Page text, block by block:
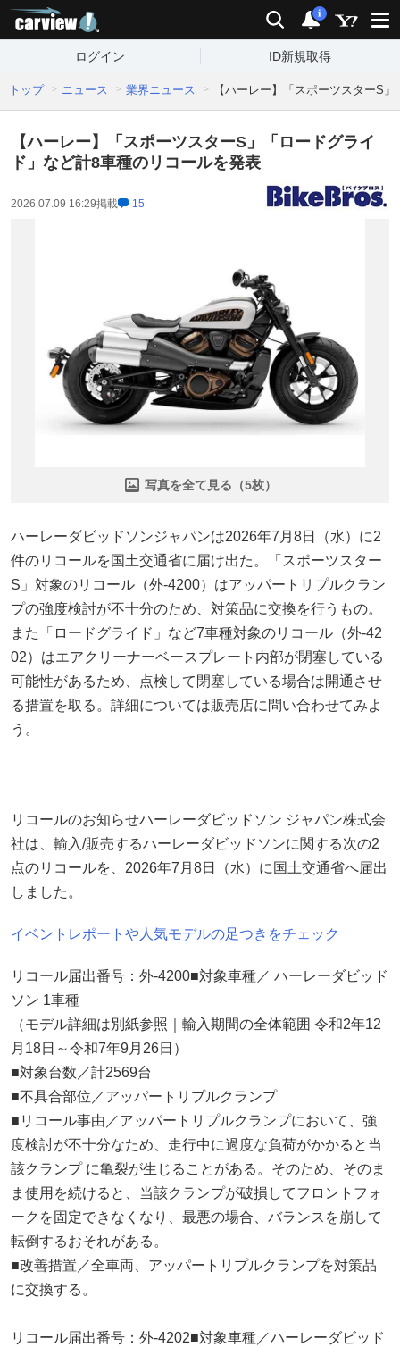
検索 通知
i
ログイン ID新規取得
トップ ニュース 業界ニュース 【ハーレー】「スポーツスターS
【ハーレー】「スポーツスターS」「ロードグライ
ド」など計8車種のリコールを発表
2026.07.09 16:29掲載 15
写真を全て見る（5枚）
ハーレーダビッドソンジャパンは2026年7月8日（水）に2
件のリコールを国土交通省に届け出た。「スポーツスター
S」対象のリコール（外-4200）はアッパートリプルクラン
プの強度検討が不十分のため、対策品に交換を行うもの。
また「ロードグライド」など7車種対象のリコール（外-42
02）はエアクリーナーベースプレート内部が閉塞している
可能性があるため、点検して閉塞している場合は開通させ
る措置を取る。詳細については販売店に問い合わせてみよ
う。
リコールのお知らせハーレーダビッドソン ジャパン株式会
社は、輸入/販売するハーレーダビッドソンに関する次の2
点のリコールを、2026年7月8日（水）に国土交通省へ届出
しました。
イベントレポートや人気モデルの足つきをチェック
リコール届出番号：外-4200■対象車種／ ハーレーダビッド
ソン 1車種
（モデル詳細は別紙参照｜輸入期間の全体範囲 令和2年12
月18日～令和7年9月26日）
■対象台数／計2569台
■不具合部位／アッパートリプルクランプ
■リコール事由／アッパートリプルクランプにおいて、強
度検討が不十分なため、走行中に過度な負荷がかかると当
該クランプ に亀裂が生じることがある。そのため、そのま
ま使用を続けると、当該クランプが破損してフロントフォ
ークを固定できなくなり、最悪の場合、バランスを崩して
転倒するおそれがある。
■改善措置／全車両、アッパートリプルクランプを対策品
に交換する。
リコール届出番号：外-4202■対象車種／ハーレーダビッド